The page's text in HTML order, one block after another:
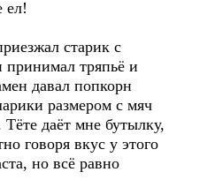
ел!
старик с
тряпьё и
давал попкорн
размером с мяч
даёт мне бутылку,
говоря вкус у этого
но всё равно